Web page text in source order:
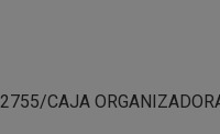
2755/CAJA